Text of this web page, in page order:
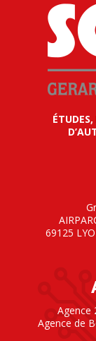
69125
Agence
Agence de